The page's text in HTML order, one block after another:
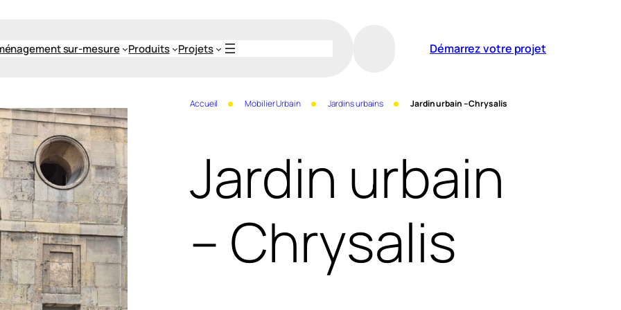
sur-mesure Produits Projets Démarrez votre projet
Accueil Mobilier Urbain Jardins urbains Jardin urbain – Chrysalis
Jardin urbain
– Chrysalis